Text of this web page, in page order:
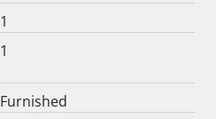
1
1
Furnished